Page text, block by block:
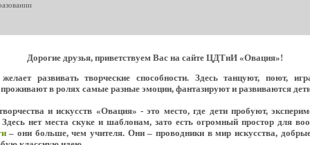
Дорогие друзья, приветствуем Вас на сайте ЦДТиИ «Овация»!
развивать творческие способности. Здесь танцуют, поют,
в ролях самые разные эмоции, фантазируют и развиваются
и искусств «Овация» - это место, где дети пробуют,
нет места скуке и шаблонам, зато есть огромный простор для
– они больше, чем учителя. Они – проводники в мир искусства,